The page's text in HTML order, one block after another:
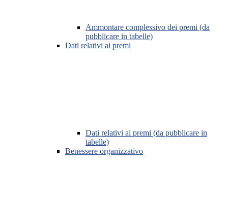
Ammontare complessivo dei premi (da
pubblicare in tabelle)
Dati relativi ai premi
Dati relativi ai premi (da pubblicare in
tabelle)
Benessere organizzativo